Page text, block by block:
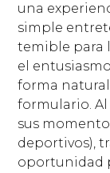
una
simple
temible para
el
forma
formulario. Al
sus
deportivos),
oportunidad